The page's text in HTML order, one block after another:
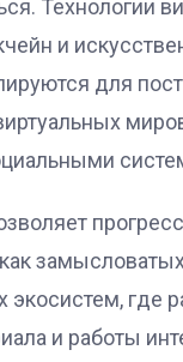
Технологии
и
для
экосистем, где
и работы